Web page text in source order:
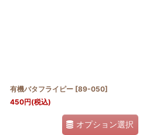
有機バタフライピー [89-050]
450円(税込)
オプション選択